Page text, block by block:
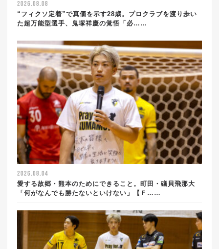
2026.08.08
“フィクソ定着”で真価を示す28歳。プロクラブを渡り歩い
た超万能型選手、鬼塚祥慶の覚悟「必……
2026.08.04
愛する故郷・熊本のためにできること。町田・礒貝飛那大
「何がなんでも勝たないといけない」【Ｆ……